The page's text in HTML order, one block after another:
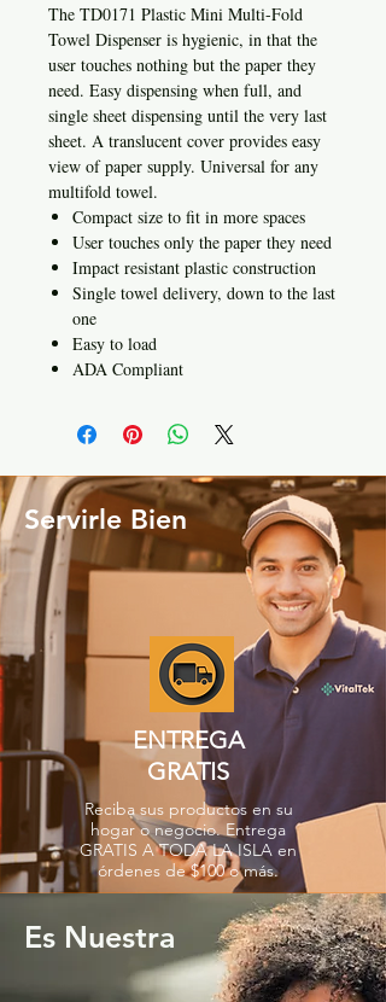
The TD0171 Plastic Mini Multi-Fold
Towel Dispenser is hygienic, in that the
user touches nothing but the paper they
need. Easy dispensing when full, and
single sheet dispensing until the very last
sheet. A translucent cover provides easy
view of paper supply. Universal for any
multifold towel.
Compact size to fit in more spaces
User touches only the paper they need
Impact resistant plastic construction
Single towel delivery, down to the last
one
Easy to load
ADA Compliant
Servirle Bien
ENTREGA
GRATIS
Reciba sus productos en su
hogar o negocio. Entrega
GRATIS A TODA LA ISLA en
órdenes de $100 o más.
Es Nuestra